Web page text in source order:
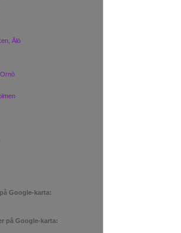
Ålö
Google-karta:
på Google-karta: